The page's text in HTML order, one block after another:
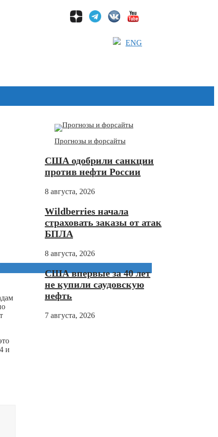
ENG
и
Прогнозы и форсайты
США одобрили санкции
против нефти России
8 августа, 2026
Wildberries начала
страховать заказы от атак
БПЛА
8 августа, 2026
США впервые за 40 лет
не купили саудовскую
нефть
7 августа, 2026